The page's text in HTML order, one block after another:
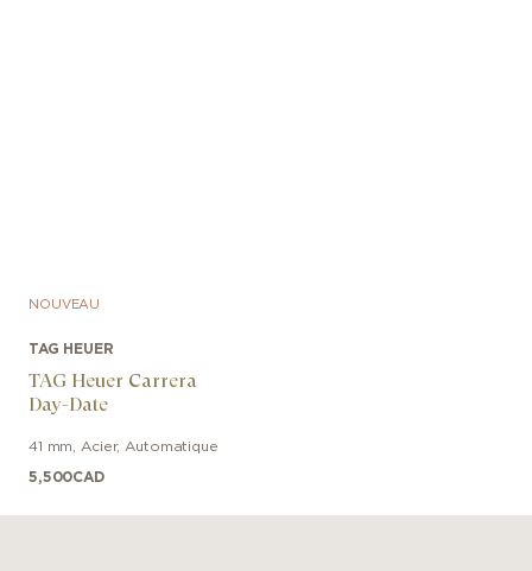
NOUVEAU
TAG HEUER
TAG Heuer Carrera
Day-Date
41 mm,Acier,Automatique
5,500CAD